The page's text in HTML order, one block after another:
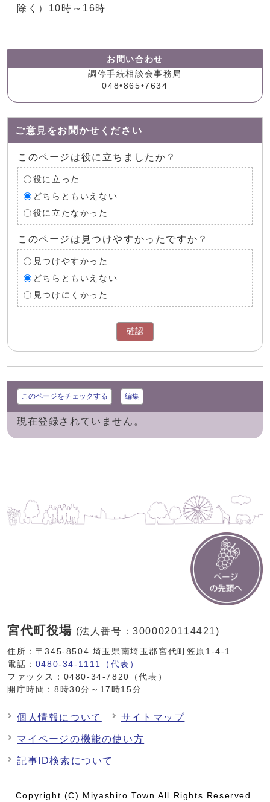
除く）10時～16時
お問い合わせ
調停手続相談会事務局
048•865•7634
ご意見をお聞かせください
このページは役に立ちましたか？
役に立った
どちらともいえない
役に立たなかった
このページは見つけやすかったですか？
見つけやすかった
どちらともいえない
見つけにくかった
確認
このページをチェックする 編集
現在登録されていません。
宮代町役場 (法人番号：3000020114421)
住所：〒345-8504 埼玉県南埼玉郡宮代町笠原1-4-1
電話： 0480-34-1111（代表）
ファックス：0480-34-7820（代表）
開庁時間：8時30分～17時15分
個人情報について サイトマップ
マイページの機能の使い方
記事ID検索について
Copyright (C) Miyashiro Town All Rights Reserved.